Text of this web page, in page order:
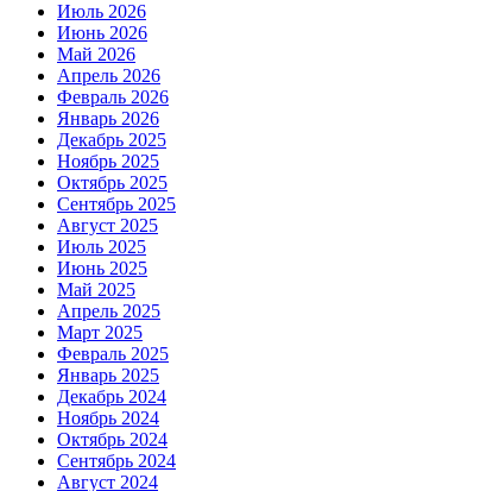
Июль 2026
Июнь 2026
Май 2026
Апрель 2026
Февраль 2026
Январь 2026
Декабрь 2025
Ноябрь 2025
Октябрь 2025
Сентябрь 2025
Август 2025
Июль 2025
Июнь 2025
Май 2025
Апрель 2025
Март 2025
Февраль 2025
Январь 2025
Декабрь 2024
Ноябрь 2024
Октябрь 2024
Сентябрь 2024
Август 2024